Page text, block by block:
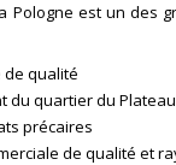
Pologne est un des
de qualité
du quartier du Plateau
précaires
de qualité et